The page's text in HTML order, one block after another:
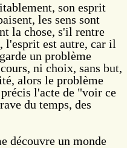
son esprit
les sens sont
la chose, s'il rentre
l'esprit est autre, car il
un problème
ni choix, sans but,
alors le problème
l'acte de "voir ce
du temps, des
découvre un monde